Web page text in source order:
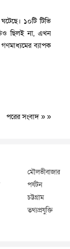
১০টি টিভি
ছিলই না, এখন
ব্যাপক
পরের সংবাদ » »
মৌলভীবাজার
পর্যটন
চট্টগ্রাম
তথ্যপ্রযুক্তি